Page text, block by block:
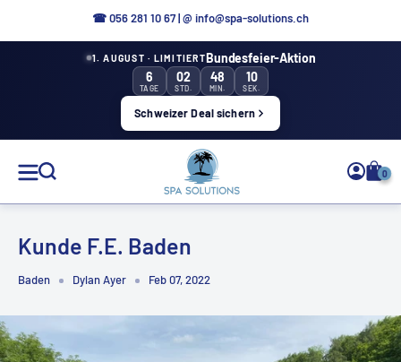
☎ 056 281 10 67|@ info@spa-solutions.ch
1. AUGUST · LIMITIERTBundesfeier-Aktion
6
TAGE
02
STD.
48
MIN.
10
SEK.
Schweizer Deal sichern
Solutions
0
Kunde F.E. Baden
Baden Dylan Ayer Feb 07, 2022